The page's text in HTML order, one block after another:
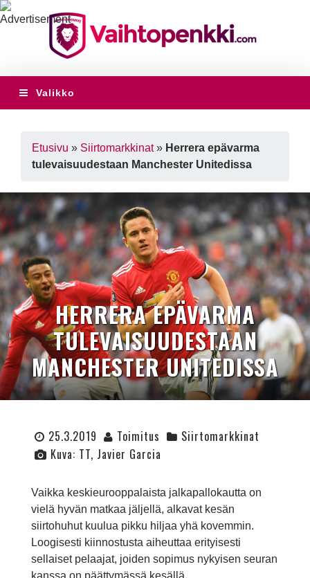
Valikko
Etusivu » Siirtomarkkinat» Herrera epävarma
tulevaisuudestaan Manchester Unitedissa
HERRERA EPÄVARMA
TULEVAISUUDESTAAN
MANCHESTER UNITEDISSA
25.3.2019 Toimitus
Siirtomarkkinat
Kuva: TT, Javier Garcia
Vaikka keskieurooppalaista jalkapallokautta on
vielä hyvän matkaa jäljellä, alkavat kesän
siirtohuhut kuulua pikku hiljaa yhä kovemmin.
Loogisesti kiinnostusta aiheuttaa erityisesti
sellaiset pelaajat, joiden sopimus nykyisen seuran